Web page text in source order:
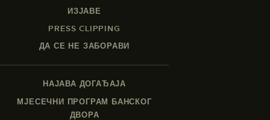
ИЗЈАВЕ
PRESS CLIPPING
ДА СЕ НЕ ЗАБОРАВИ
НАЈАВА ДОГАЂАЈА
МЈЕСЕЧНИ ПРОГРАМ БАНСКОГ
ДВОРА